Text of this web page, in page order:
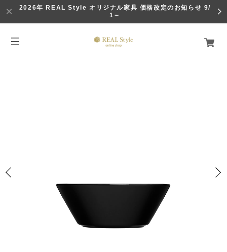
2026年 REAL Style オリジナル家具 価格改定のお知らせ 9/
1～